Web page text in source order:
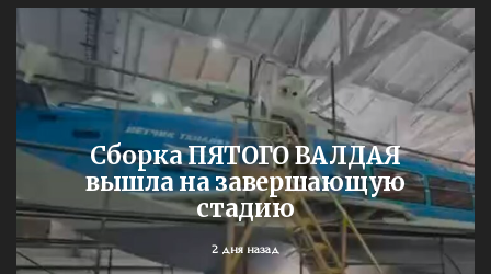
Сборка ПЯТОГО ВАЛДАЯ
вышла на завершающую
стадию
2 дня назад